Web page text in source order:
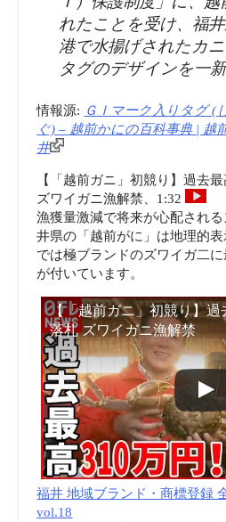
れたことを受け、福
港で水揚げされたカ
タグのデザインを一
情報源: ＧＩマーク入りタグ (
ぐ) – 越前かにの百科事典 |
井
【「越前ガニ」初競り】過去
ズワイガニ漁解禁、1:32
漁獲量激減で将来が心配され
井県の「越前がに」は地理的
では極ブランドのズワイガ二
が付いています。
【「越前ガニ」初競り】過
落札 ズワイガニ漁解禁
福井 地域ブランド・商標登録
vol.18